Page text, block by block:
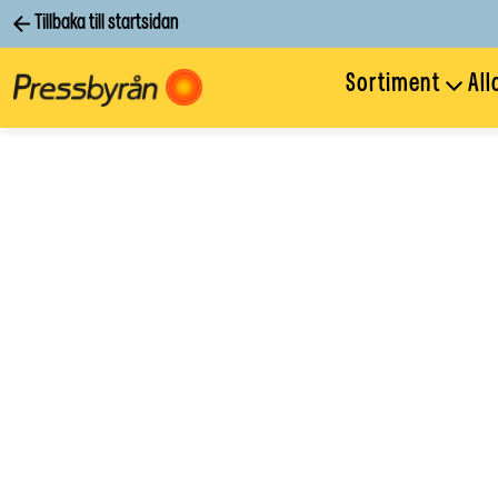
Tillbaka till startsidan
Sortiment